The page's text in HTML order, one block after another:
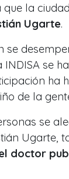
la
Ugarte.
se
INDISA se
ha
de la
se
Ugarte,
doctor